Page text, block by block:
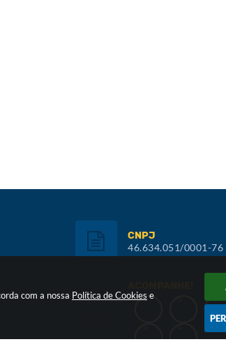
com a nossa Política de Cookies e
CNPJ
46.634.051/0001-76